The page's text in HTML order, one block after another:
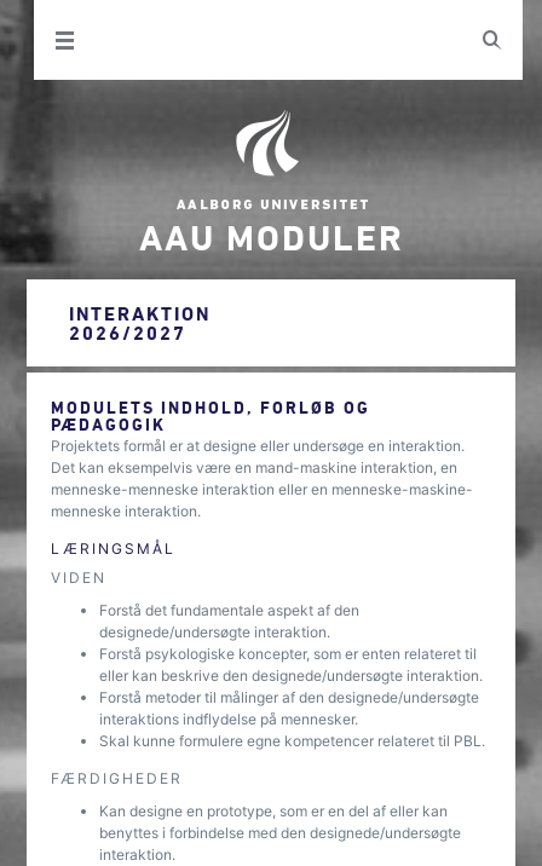
AAU MODULER
INTERAKTION
2026/2027
MODULETS INDHOLD, FORLØB OG
PÆDAGOGIK
Projektets formål er at designe eller undersøge en interaktion.
Det kan eksempelvis være en mand-maskine interaktion, en
menneske-menneske interaktion eller en menneske-maskine-
menneske interaktion.
LÆRINGSMÅL
VIDEN
Forstå det fundamentale aspekt af den
designede/undersøgte interaktion.
Forstå psykologiske koncepter, som er enten relateret til
eller kan beskrive den designede/undersøgte interaktion.
Forstå metoder til målinger af den designede/undersøgte
interaktions indflydelse på mennesker.
Skal kunne formulere egne kompetencer relateret til PBL.
FÆRDIGHEDER
Kan designe en prototype, som er en del af eller kan
benyttes i forbindelse med den designede/undersøgte
interaktion.